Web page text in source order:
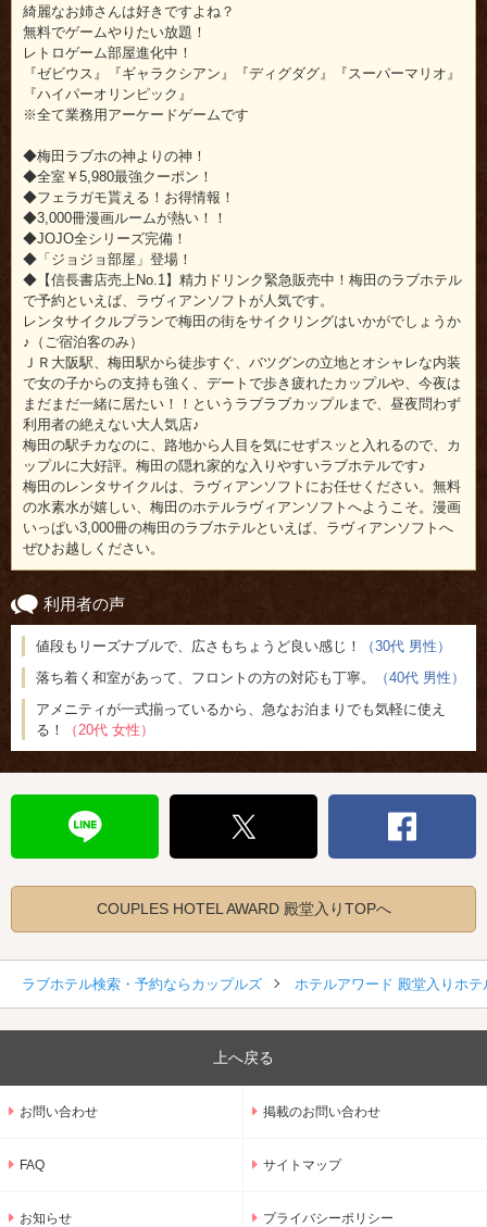
綺麗なお姉さんは好きですよね？
無料でゲームやりたい放題！
レトロゲーム部屋進化中！
『ゼビウス』『ギャラクシアン』『ディグダグ』『スーパーマリオ』
『ハイパーオリンピック』
※全て業務用アーケードゲームです
◆梅田ラブホの神よりの神！
◆全室￥5,980最強クーポン！
◆フェラガモ貰える！お得情報！
◆3,000冊漫画ルームが熱い！！
◆JOJO全シリーズ完備！
◆「ジョジョ部屋」登場！
◆【信長書店売上No.1】精力ドリンク緊急販売中！梅田のラブホテル
で予約といえば、ラヴィアンソフトが人気です。
レンタサイクルプランで梅田の街をサイクリングはいかがでしょうか
♪（ご宿泊客のみ）
ＪＲ大阪駅、梅田駅から徒歩すぐ、バツグンの立地とオシャレな内装
で女の子からの支持も強く、デートで歩き疲れたカップルや、今夜は
まだまだ一緒に居たい！！というラブラブカップルまで、昼夜問わず
利用者の絶えない大人気店♪
梅田の駅チカなのに、路地から人目を気にせずスッと入れるので、カ
ップルに大好評。梅田の隠れ家的な入りやすいラブホテルです♪
梅田のレンタサイクルは、ラヴィアンソフトにお任せください。無料
の水素水が嬉しい、梅田のホテルラヴィアンソフトへようこそ。漫画
いっぱい3,000冊の梅田のラブホテルといえば、ラヴィアンソフトへ
ぜひお越しください。
利用者の声
値段もリーズナブルで、広さもちょうど良い感じ！
（30代 男性）
落ち着く和室があって、フロントの方の対応も丁寧。
（40代 男性）
アメニティが一式揃っているから、急なお泊まりでも気軽に使え
る！
（20代 女性）
COUPLES HOTEL AWARD 殿堂入りTOPへ
ラブホテル検索・予約ならカップルズ ホテルアワード 殿堂入りホテ
上へ戻る
お問い合わせ 掲載のお問い合わせ
FAQ サイトマップ
お知らせ プライバシーポリシー